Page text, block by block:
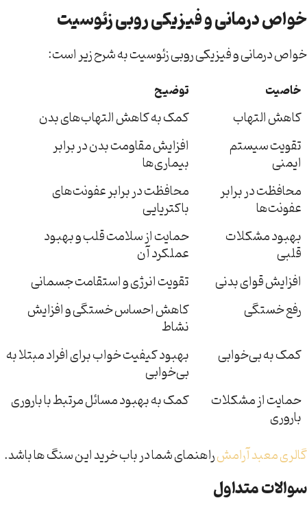
خواص درمانی و فیزیکی روبی زئوسیت
خواص درمانی و فیزیکی روبی زئوسیت به شرح زیر است:
خاصیت توضیح
کاهش التهاب
کمک به کاهش التهاب‌های بدن
تقویت سیستم
ایمنی
افزایش مقاومت بدن در برابر
بیماری‌ها
محافظت در برابر
عفونت‌ها
محافظت در برابر عفونت‌های
باکتریایی
بهبود مشکلات
قلبی
حمایت از سلامت قلب و بهبود
عملکرد آن
افزایش قوای بدنی
تقویت انرژی و استقامت جسمانی
رفع خستگی
کاهش احساس خستگی و افزایش
نشاط
کمک به بی‌خوابی
بهبود کیفیت خواب برای افراد مبتلا به
بی‌خوابی
حمایت از مشکلات
باروری
کمک به بهبود مسائل مرتبط با باروری
گالری معبد آرامشراهنمای شما در باب خرید این سنگ ها باشد.
سوالات متداول